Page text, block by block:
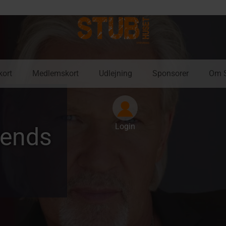
Medlemskort Udlejning Sponsorer Om
Login